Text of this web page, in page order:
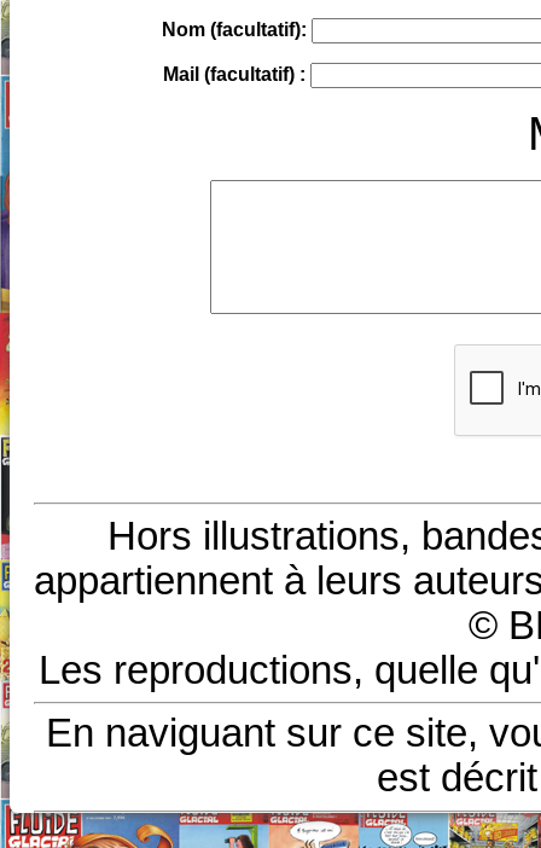
Nom (facultatif):
Mail (facultatif) :
Hors illustrations,
appartiennent à leurs
©
Les reproductions, quelle
En naviguant sur ce site,
est